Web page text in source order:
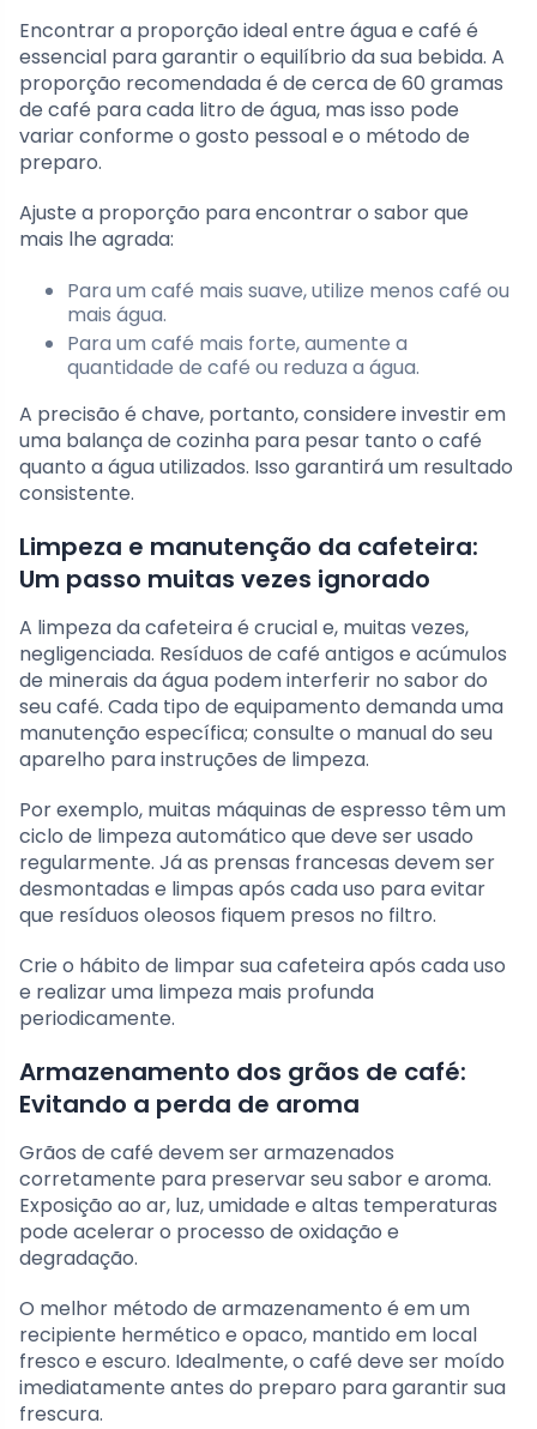
Encontrar a proporção ideal entre água e café é
essencial para garantir o equilíbrio da sua bebida. A
proporção recomendada é de cerca de 60 gramas
de café para cada litro de água, mas isso pode
variar conforme o gosto pessoal e o método de
preparo.
Ajuste a proporção para encontrar o sabor que
mais lhe agrada:
Para um café mais suave, utilize menos café ou
mais água.
Para um café mais forte, aumente a
quantidade de café ou reduza a água.
A precisão é chave, portanto, considere investir em
uma balança de cozinha para pesar tanto o café
quanto a água utilizados. Isso garantirá um resultado
consistente.
Limpeza e manutenção da cafeteira:
Um passo muitas vezes ignorado
A limpeza da cafeteira é crucial e, muitas vezes,
negligenciada. Resíduos de café antigos e acúmulos
de minerais da água podem interferir no sabor do
seu café. Cada tipo de equipamento demanda uma
manutenção específica; consulte o manual do seu
aparelho para instruções de limpeza.
Por exemplo, muitas máquinas de espresso têm um
ciclo de limpeza automático que deve ser usado
regularmente. Já as prensas francesas devem ser
desmontadas e limpas após cada uso para evitar
que resíduos oleosos fiquem presos no filtro.
Crie o hábito de limpar sua cafeteira após cada uso
e realizar uma limpeza mais profunda
periodicamente.
Armazenamento dos grãos de café:
Evitando a perda de aroma
Grãos de café devem ser armazenados
corretamente para preservar seu sabor e aroma.
Exposição ao ar, luz, umidade e altas temperaturas
pode acelerar o processo de oxidação e
degradação.
O melhor método de armazenamento é em um
recipiente hermético e opaco, mantido em local
fresco e escuro. Idealmente, o café deve ser moído
imediatamente antes do preparo para garantir sua
frescura.